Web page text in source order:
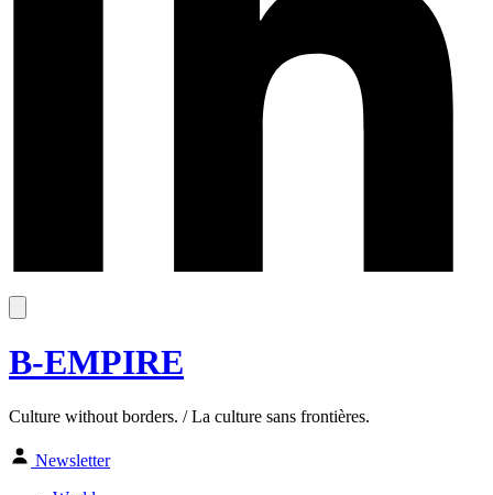
B-EMPIRE
Culture without borders. / La culture sans frontières.
Newsletter